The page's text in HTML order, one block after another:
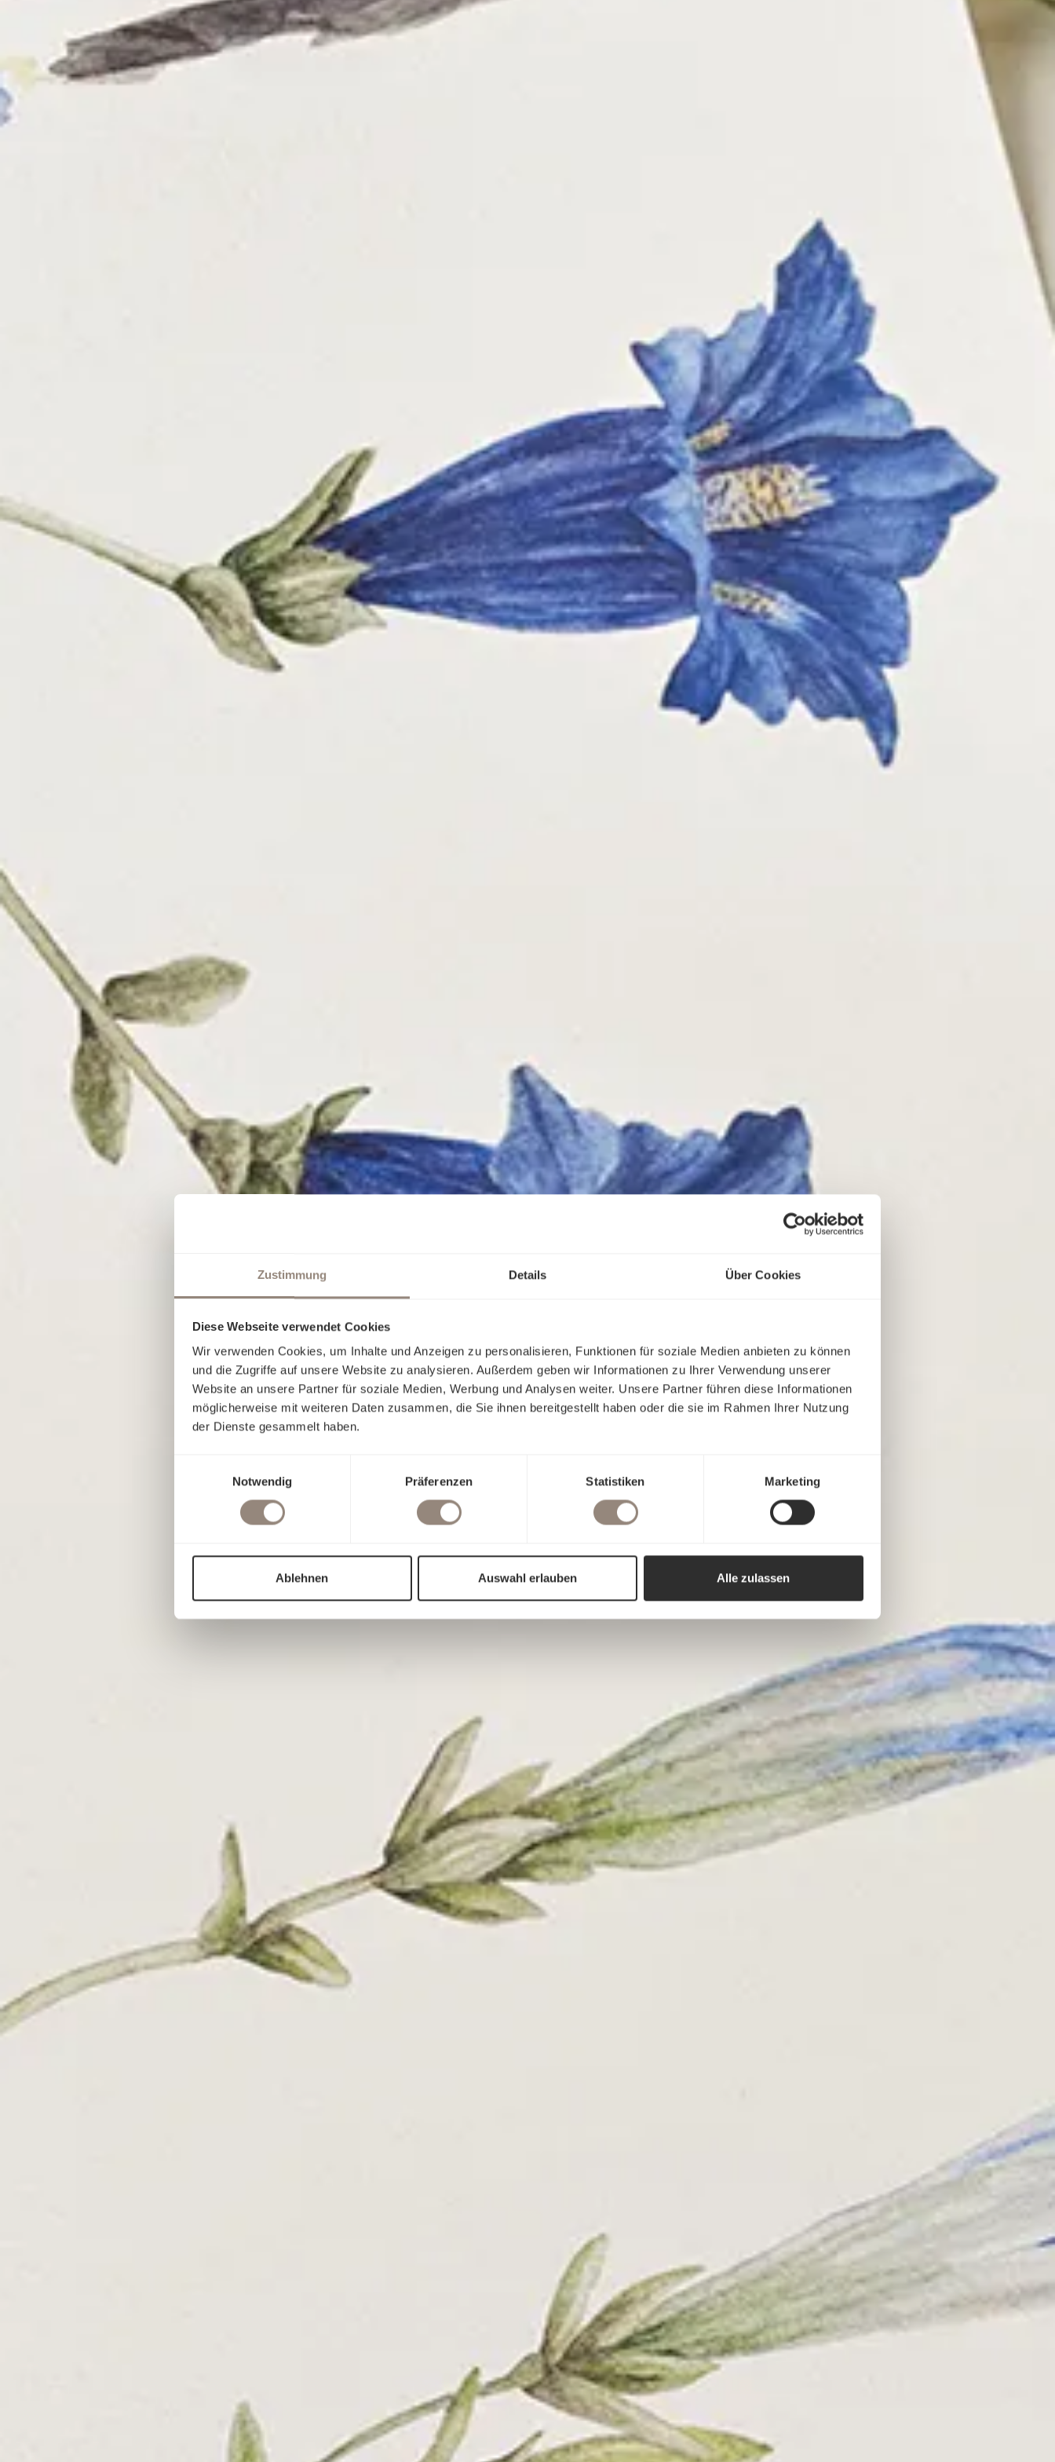
Zustimmung Details Über Cookies
Diese Webseite verwendet Cookies
Wir verwenden Cookies, um Inhalte und Anzeigen zu personalisieren, Funktionen für soziale Medien anbieten zu können
und die Zugriffe auf unsere Website zu analysieren. Außerdem geben wir Informationen zu Ihrer Verwendung unserer
Website an unsere Partner für soziale Medien, Werbung und Analysen weiter. Unsere Partner führen diese Informationen
möglicherweise mit weiteren Daten zusammen, die Sie ihnen bereitgestellt haben oder die sie im Rahmen Ihrer Nutzung
der Dienste gesammelt haben.
Notwendig
Präferenzen Statistiken Marketing
Ablehnen Auswahl erlauben Alle zulassen